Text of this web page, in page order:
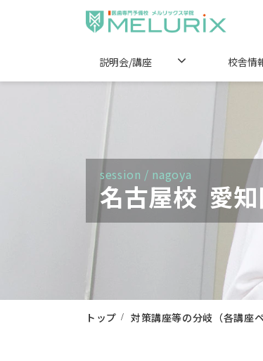
説明会/講座 校舎情
session / nagoya
名古屋校  愛
トップ 対策講座等の分岐（各講座ペ